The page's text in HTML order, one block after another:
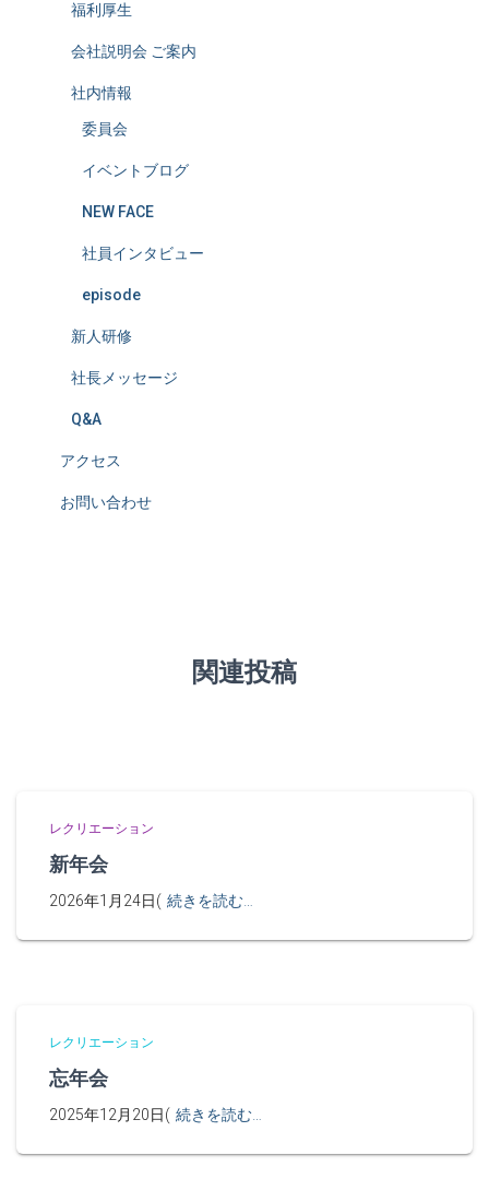
福利厚生
会社説明会 ご案内
社内情報
委員会
イベントブログ
NEW FACE
社員インタビュー
episode
新人研修
社長メッセージ
Q&A
アクセス
お問い合わせ
関連投稿
レクリエーション
新年会
2026年1月24日( 続きを読む…
レクリエーション
忘年会
2025年12月20日( 続きを読む…